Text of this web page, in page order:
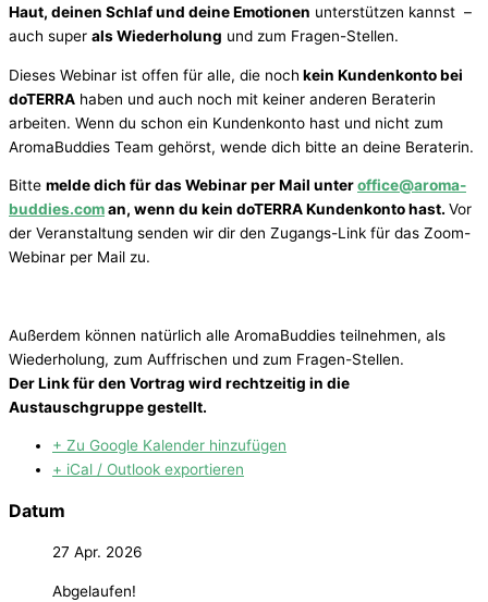
Haut, deinen Schlaf und deine Emotionen unterstützen kannst –
auch super als Wiederholung und zum Fragen-Stellen.
Dieses Webinar ist offen für alle, die noch kein Kundenkonto bei
doTERRA haben und auch noch mit keiner anderen Beraterin
arbeiten. Wenn du schon ein Kundenkonto hast und nicht zum
AromaBuddies Team gehörst, wende dich bitte an deine Beraterin.
Bitte melde dich für das Webinar per Mail unteroffice@aroma-
buddies.coman, wenn du kein doTERRA Kundenkonto hast. Vor
der Veranstaltung senden wir dir den Zugangs-Link für das Zoom-
Webinar per Mail zu.
Außerdem können natürlich alle AromaBuddies teilnehmen, als
Wiederholung, zum Auffrischen und zum Fragen-Stellen.
Der Link für den Vortrag wird rechtzeitig in die
Austauschgruppe gestellt.
+ Zu Google Kalender hinzufügen
+ iCal / Outlook exportieren
Datum
27 Apr. 2026
Abgelaufen!